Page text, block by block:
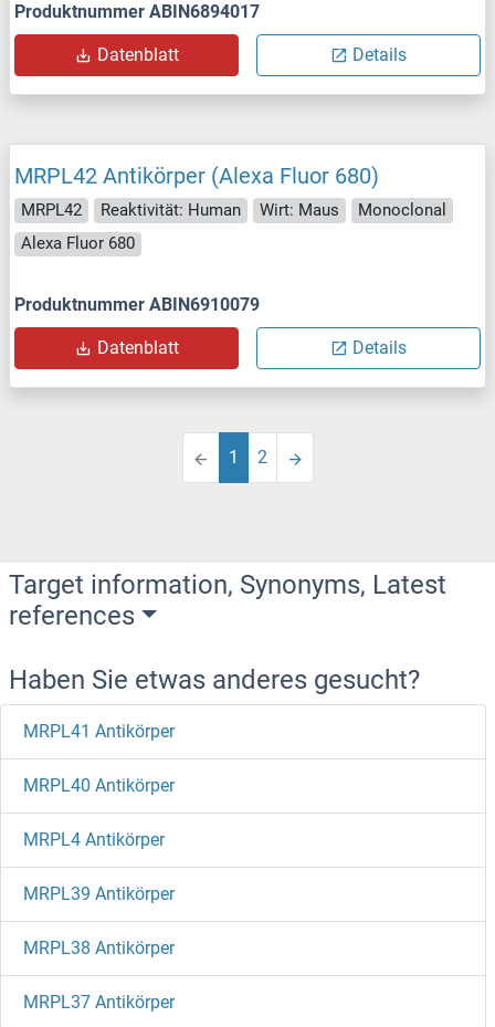
Produktnummer ABIN6894017
Datenblatt Details
MRPL42 Antikörper (Alexa Fluor 680)
MRPL42 Reaktivität: Human Wirt: Maus
Monoclonal
Alexa Fluor 680
Produktnummer ABIN6910079
Datenblatt Details
1 2
Target information, Synonyms, Latest
references
Haben Sie etwas anderes gesucht?
MRPL41 Antikörper
MRPL40 Antikörper
MRPL4 Antikörper
MRPL39 Antikörper
MRPL38 Antikörper
MRPL37 Antikörper